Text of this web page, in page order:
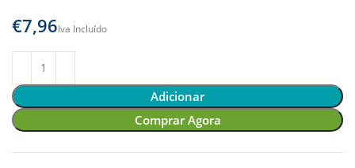
€
Adicionar
Comprar Agora